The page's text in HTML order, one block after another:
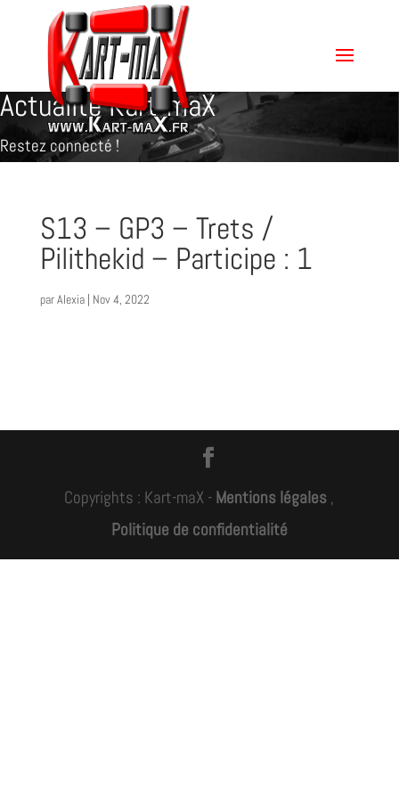
Actualité Kart-maX
Restez connecté !
S13 – GP3 – Trets /
Pilithekid – Participe : 1
parAlexia| Nov 4, 2022
Copyrights : Kart-maX - Mentions légales ,
Politique de confidentialité